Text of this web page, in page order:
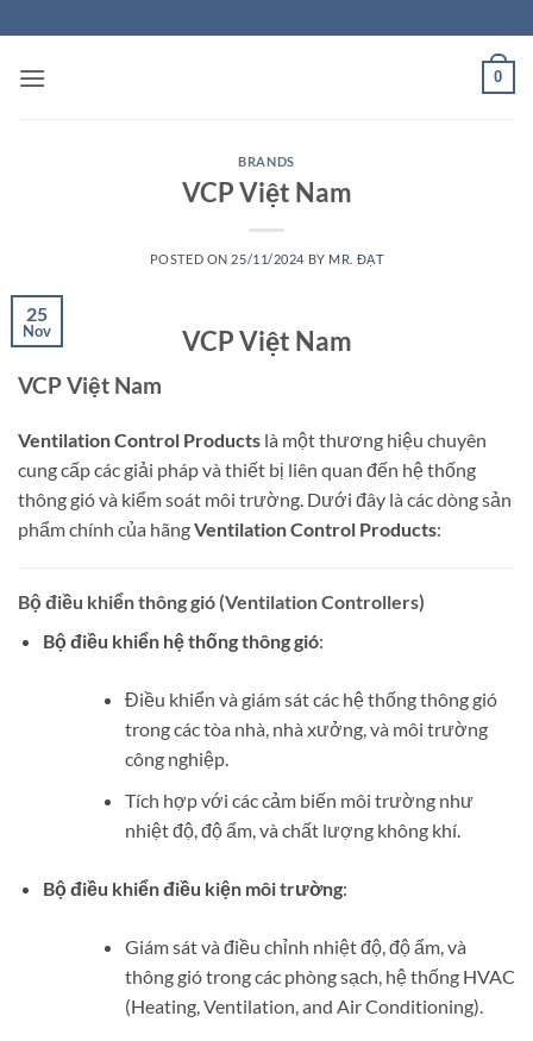
to
content
0
BRANDS
VCP Việt Nam
POSTED ON 25/11/2024 BY MR. ĐẠT
25
Nov VCP Việt Nam
VCP Việt Nam
Ventilation Control Products là một thương hiệu chuyên
cung cấp các giải pháp và thiết bị liên quan đến hệ thống
thông gió và kiểm soát môi trường. Dưới đây là các dòng sản
phẩm chính của hãngVentilation Control Products:
Bộ điều khiển thông gió (Ventilation Controllers)
Bộ điều khiển hệ thống thông gió:
Điều khiển và giám sát các hệ thống thông gió
trong các tòa nhà, nhà xưởng, và môi trường
công nghiệp.
Tích hợp với các cảm biến môi trường như
nhiệt độ, độ ẩm, và chất lượng không khí.
Bộ điều khiển điều kiện môi trường:
Giám sát và điều chỉnh nhiệt độ, độ ẩm, và
thông gió trong các phòng sạch, hệ thống HVAC
(Heating, Ventilation, and Air Conditioning).